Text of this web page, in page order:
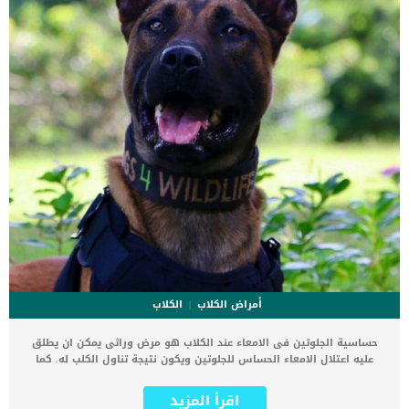
بالقيام بفحص […]
أمراض الكلاب
الكلاب
حساسية الجلوتين فى الامعاء عند الكلاب هو مرض وراثى يمكن ان يطلق
عليه اعتلال الامعاء الحساس للجلوتين ويكون نتيجة تناول الكلب له. كما
حساسية من تناول الجلوتين الموجود في القمح والحبوب الأخرى. يمكن ان
اقرأ المزيد